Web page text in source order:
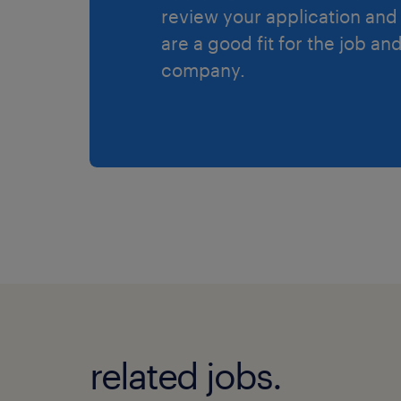
review your application and
are a good fit for the job
company.
related jobs.